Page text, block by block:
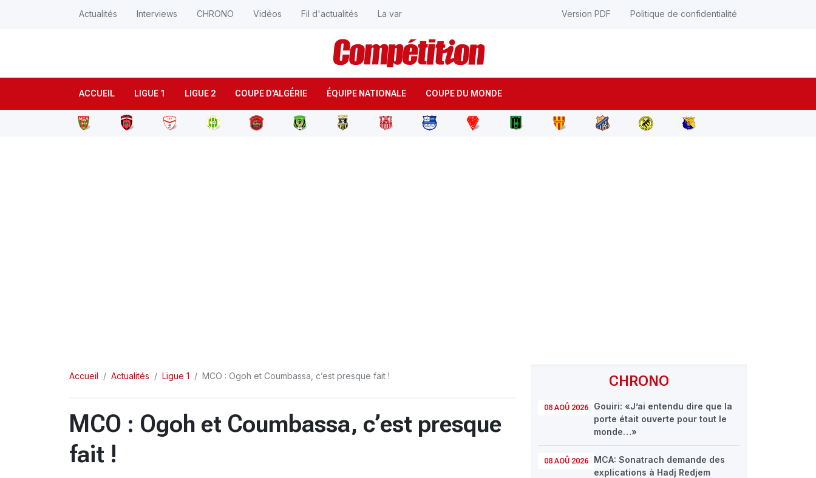
ACCUEIL LIGUE 1 LIGUE 2 COUPE D'ALGÉRIE ÉQUIPE NATIONALE COUPE DU MONDE
Actualités Interviews CHRONO Vidéos Fil d'actualités La var Version PDF Politique de confidentialité
CHRONO
08 AOÛ 2026
Gouiri: «J’ai entendu dire que la
porte était ouverte pour tout le
monde…»
08 AOÛ 2026
MCA: Sonatrach demande des
explications à Hadj Redjem
Accueil Actualités Ligue 1 MCO : Ogoh et Coumbassa, c’est presque fait !
MCO : Ogoh et Coumbassa, c’est presque
fait !